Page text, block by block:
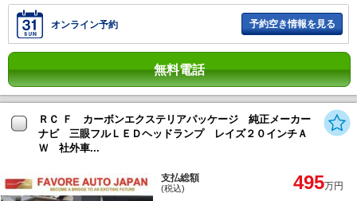
オンライン予約 予約空き情報を見る
無料電話
ＲＣ Ｆ カーボンエクステリアパッケージ 純正メーカー
ナビ 三眼フルＬＥＤヘッドランプ レイズ２０インチＡ
Ｗ 社外車...
支払総額
(税込) 495万円